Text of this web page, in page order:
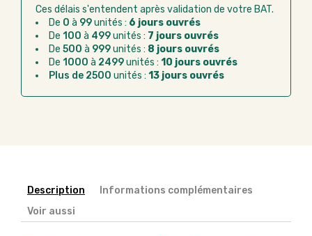
Virement bancaire :règlement sur facture
après la commande
Chorus Pro :règlement par mandat
administratif après la commande
Ces délais s'entendent après validation de votre BAT.
De 0 à 99unités : 6 jours ouvrés
De 100 à 499unités : 7 jours ouvrés
De 500 à 999unités : 8 jours ouvrés
De 1000 à 2499unités : 10 jours ouvrés
Plus de 2500 unités : 13 jours ouvrés
Description
Informations complémentaires
Voir aussi